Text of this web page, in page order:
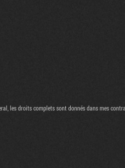
les droits complets sont donnés dans mes